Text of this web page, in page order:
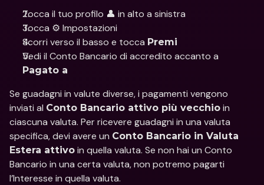
Tocca il tuo profilo 👤 in alto a sinistra
Tocca ⚙️ Impostazioni
Scorri verso il basso e tocca Premi
Pagato a
Se guadagni in valute diverse, i pagamenti vengono
inviati al Conto Bancario attivo più vecchio in
ciascuna valuta. Per ricevere guadagni in una valuta
specifica, devi avere un Conto Bancario in Valuta
Estera attivo in quella valuta. Se non hai un Conto
Bancario in una certa valuta, non potremo pagarti
l’Interesse in quella valuta.